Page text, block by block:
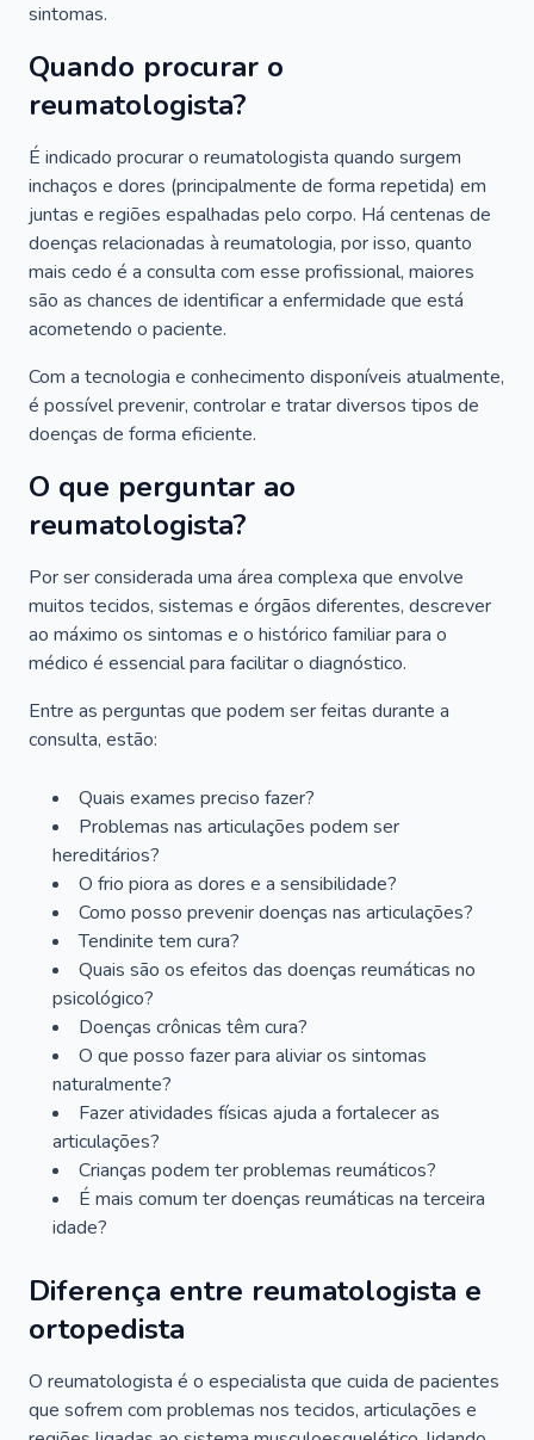
sintomas.
Quando procurar o
reumatologista?
É indicado procurar o reumatologista quando surgem
inchaços e dores (principalmente de forma repetida) em
juntas e regiões espalhadas pelo corpo. Há centenas de
doenças relacionadas à reumatologia, por isso, quanto
mais cedo é a consulta com esse profissional, maiores
são as chances de identificar a enfermidade que está
acometendo o paciente.
Com a tecnologia e conhecimento disponíveis atualmente,
é possível prevenir, controlar e tratar diversos tipos de
doenças de forma eficiente.
O que perguntar ao
reumatologista?
Por ser considerada uma área complexa que envolve
muitos tecidos, sistemas e órgãos diferentes, descrever
ao máximo os sintomas e o histórico familiar para o
médico é essencial para facilitar o diagnóstico.
Entre as perguntas que podem ser feitas durante a
consulta, estão:
Quais exames preciso fazer?
Problemas nas articulações podem ser
hereditários?
O frio piora as dores e a sensibilidade?
Como posso prevenir doenças nas articulações?
Tendinite tem cura?
Quais são os efeitos das doenças reumáticas no
psicológico?
Doenças crônicas têm cura?
O que posso fazer para aliviar os sintomas
naturalmente?
Fazer atividades físicas ajuda a fortalecer as
articulações?
Crianças podem ter problemas reumáticos?
É mais comum ter doenças reumáticas na terceira
idade?
Diferença entre reumatologista e
ortopedista
O reumatologista é o especialista que cuida de pacientes
que sofrem com problemas nos tecidos, articulações e